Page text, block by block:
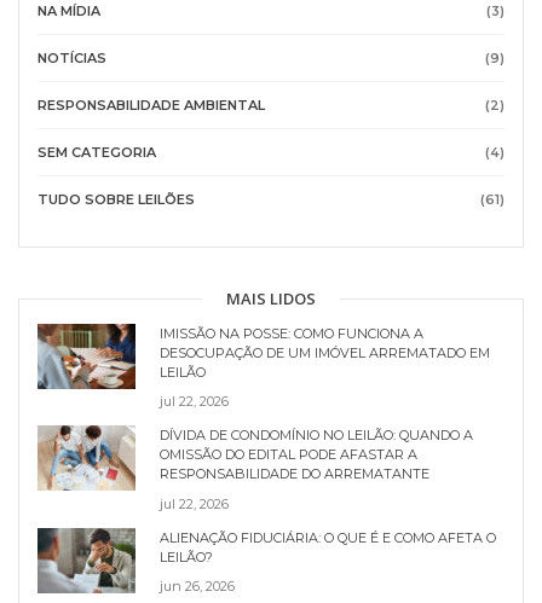
NA MÍDIA (3)
NOTÍCIAS (9)
RESPONSABILIDADE AMBIENTAL (2)
SEM CATEGORIA (4)
TUDO SOBRE LEILÕES (61)
MAIS LIDOS
IMISSÃO NA POSSE: COMO FUNCIONA A
DESOCUPAÇÃO DE UM IMÓVEL ARREMATADO EM
LEILÃO
jul 22, 2026
DÍVIDA DE CONDOMÍNIO NO LEILÃO: QUANDO A
OMISSÃO DO EDITAL PODE AFASTAR A
RESPONSABILIDADE DO ARREMATANTE
jul 22, 2026
ALIENAÇÃO FIDUCIÁRIA: O QUE É E COMO AFETA O
LEILÃO?
jun 26, 2026